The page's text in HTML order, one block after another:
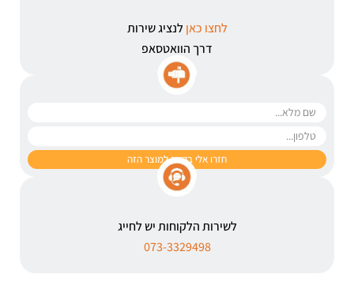
לחצו כאן לנציג שירות
דרך הוואטסאפ
לשירות הלקוחות יש לחייג
073-3329498